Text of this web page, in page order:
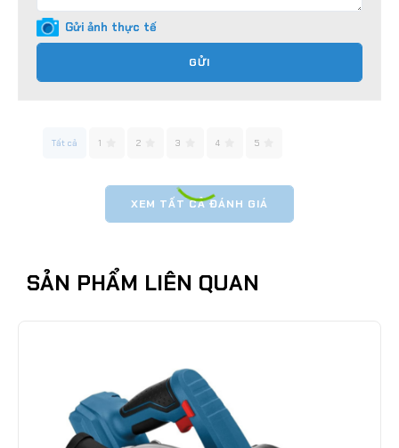
Gửi ảnh thực tế
GỬI
Tất cả 1 2 3 4 5
XEM TẤT CẢ ĐÁNH GIÁ
SẢN PHẨM LIÊN QUAN